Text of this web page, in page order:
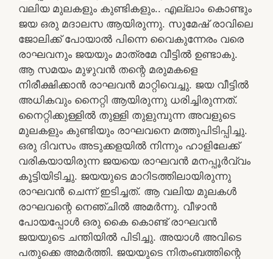
വലിയ മുലകളും കുണ്ടികളും.. എല്ലാം കൊണ്ടും
ജയ ഒരു മദാലസ ആയിരുന്നു. സുമേഷ് രാവിലെ
ജോലിക്ക് പോയാൽ പിന്നെ വൈകുന്നേരം വരെ
രാഘവനും ജയയും മാത്രമേ വീട്ടിൽ ഉണ്ടാകു.
ആ സമയം മുഴുവൻ തന്റെ മരുമകളെ
നിരീക്ഷിക്കാൻ രാഘവൻ മാറ്റിവെച്ചു. ജയ വീട്ടിൽ
അധികവും നൈറ്റി ആയിരുന്നു ധരിച്ചിരുന്നത്.
നൈറ്റിക്കുള്ളിൽ തുള്ളി തുളുമ്പുന്ന അവളുടെ
മുലകളും കുണ്ടിയും രാഘവനെ മത്തുപിടിപ്പിച്ചു.
ഒരു ദിവസം അടുക്കളയിൽ നിന്നും ഹാളിലേക്ക്
വരികയായിരുന്ന ജയയെ രാഘവൻ മനപ്പൂർവ്വം
കൂട്ടിയിടിച്ചു. ജയയുടെ മാറിടത്തിലായിരുന്നു
രാഘവൻ ചെന്ന് ഇടിച്ചത്. ആ വലിയ മുലകൾ
രാഘവന്റെ നെഞ്ചിൽ അമർന്നു. വീഴാൻ
പോയപ്പോൾ ഒരു കൈ കൊണ്ട് രാഘവൻ
ജയയുടെ ചന്തിയിൽ പിടിച്ചു. അയാൾ അവിടെ
പതുക്കെ അമർത്തി. ജയയുടെ നിതംബത്തിന്റെ